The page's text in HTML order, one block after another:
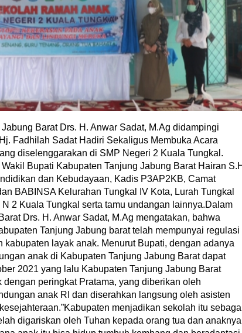
Barat Drs. H. Anwar Sadat, M.Ag didampingi
Fadhilah Sadat Hadiri Sekaligus Membuka Acara
diselenggarakan di SMP Negeri 2 Kuala Tungkal.
Bupati Kabupaten Tanjung Jabung Barat Hairan
dan Kebudayaan, Kadis P3AP2KB, Camat
BABINSA Kelurahan Tungkal IV Kota, Lurah Tungkal
2 Kuala Tungkal serta tamu undangan lainnya.Dalam
Drs. H. Anwar Sadat, M.Ag mengatakan, bahwa
Tanjung Jabung barat telah mempunyai regulasi
layak anak. Menurut Bupati, dengan adanya
anak di Kabupaten Tanjung Jabung Barat dapat
2021 yang lalu Kabupaten Tanjung Jabung Barat
peringkat Pratama, yang diberikan oleh
anak RI dan diserahkan langsung oleh asisten
menjadikan sekolah itu
digariskan oleh Tuhan kepada orang tua dan